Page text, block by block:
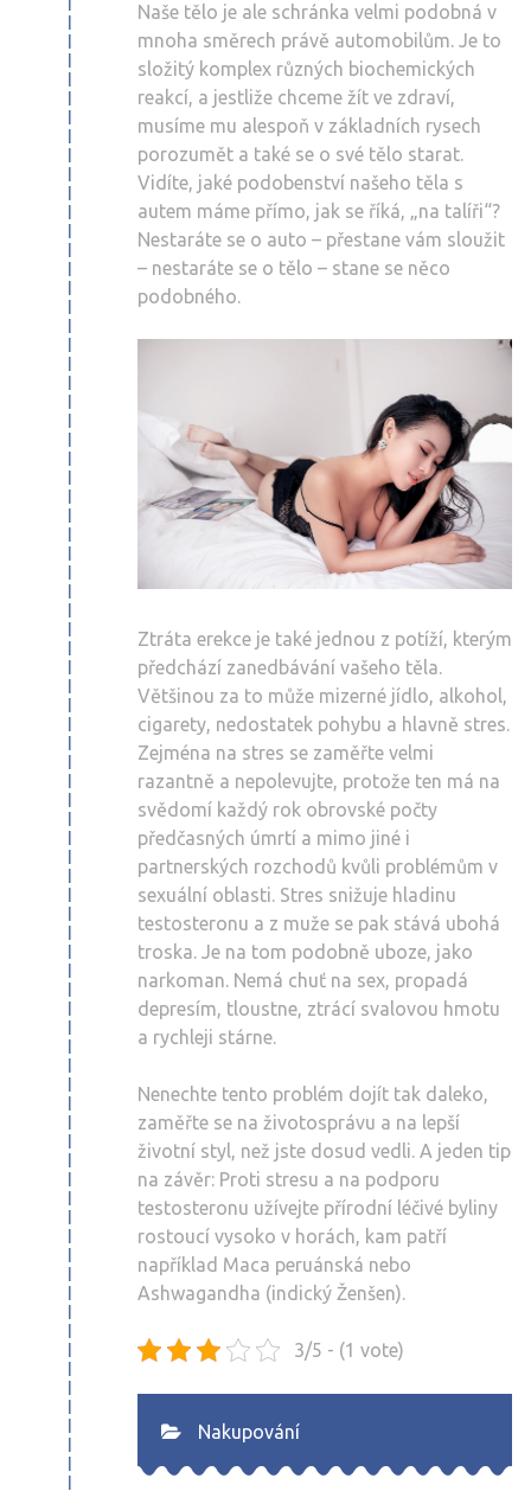
Naše tělo je ale schránka velmi podobná v
mnoha směrech právě automobilům. Je to
složitý komplex různých biochemických
reakcí, a jestliže chceme žít ve zdraví,
musíme mu alespoň v základních rysech
porozumět a také se o své tělo starat.
Vidíte, jaké podobenství našeho těla s
autem máme přímo, jak se říká, „na talíři“?
Nestaráte se o auto – přestane vám sloužit
– nestaráte se o tělo – stane se něco
podobného.
Ztráta erekce je také jednou z potíží, kterým
předchází zanedbávání vašeho těla.
Většinou za to může mizerné jídlo, alkohol,
cigarety, nedostatek pohybu a hlavně stres.
Zejména na stres se zaměřte velmi
razantně a nepolevujte, protože ten má na
svědomí každý rok obrovské počty
předčasných úmrtí a mimo jiné i
partnerských rozchodů kvůli problémům v
sexuální oblasti. Stres snižuje hladinu
testosteronu a z muže se pak stává ubohá
troska. Je na tom podobně uboze, jako
narkoman. Nemá chuť na sex, propadá
depresím, tloustne, ztrácí svalovou hmotu
a rychleji stárne.
Nenechte tento problém dojít tak daleko,
zaměřte se na životosprávu a na lepší
životní styl, než jste dosud vedli. A jeden tip
na závěr: Proti stresu a na podporu
testosteronu užívejte přírodní léčivé byliny
rostoucí vysoko v horách, kam patří
například Maca peruánská nebo
Ashwagandha (indický Ženšen).
3/5 - (1 vote)
Nakupování